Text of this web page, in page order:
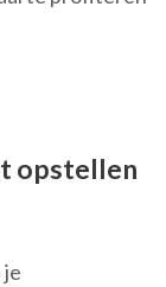
opstellen